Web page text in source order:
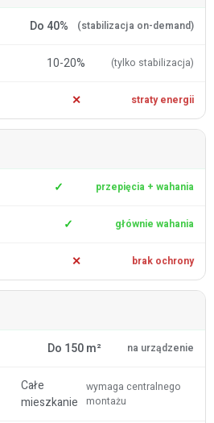
Do 40% (stabilizacja on-demand)
10-20% (tylko stabilizacja)
✕ straty energii
✓ przepięcia + wahania
✓ głównie wahania
✕ brak ochrony
Do 150 m² na urządzenie
Całe
mieszkanie
wymaga centralnego
montażu